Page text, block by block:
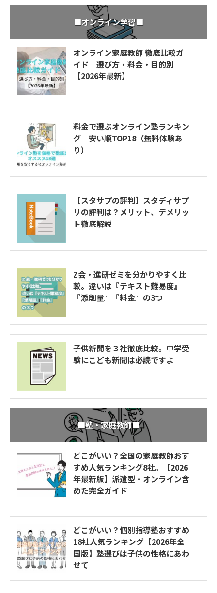
■オンライン学習■
オンライン家庭教師 徹底比較ガ
イド｜選び方・料金・目的別
【2026年最新】
料金で選ぶオンライン塾ランキン
グ｜安い順TOP18（無料体験あ
り）
【スタサプの評判】スタディサプ
リの評判は？メリット、デメリッ
ト徹底解説
Z会・進研ゼミを分かりやすく比
較。違いは『テキスト難易度』
『添削量』『料金』の3つ
子供新聞を３社徹底比較。中学受
験にこども新聞は必読ですよ
■塾・家庭教師■
どこがいい？全国の家庭教師おす
すめ人気ランキング8社。【2026
年最新版】派遣型・オンライン含
めた完全ガイド
どこがいい？個別指導塾おすすめ
18社人気ランキング【2026年全
国版】塾選びは子供の性格にあわ
せて